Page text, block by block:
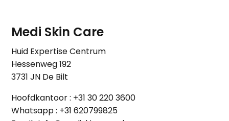
Medi Skin Care
Huid Expertise Centrum
Hessenweg 192
3731 JN De Bilt
Hoofdkantoor : +31 30 220 3600
Whatsapp : +31 620799825